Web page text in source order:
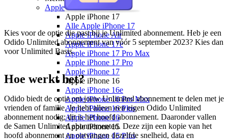
Apple
Apple iPhone 17
Alle Apple iPhone 17
Apple iPhone Air
Apple iPhone 17e
Apple iPhone 17 Pro Max
Apple iPhone 17 Pro
Apple iPhone 17
Apple iPhone 16
Apple iPhone 16e
Apple iPhone 16 Pro Max
Apple iPhone 16 Plus
Apple iPhone 16
Apple iPhone 15
Apple iPhone 15 Plus
Kies voor de optie die past bij je Unlimited abonnement. Heb je een
Odido Unlimited abonnement van vóór 5 september 2023? Kies dan
voor Unlimited Basis.
Hoe werkt het?
Odido biedt de optie om jouw Unlimited abonnement te delen met je
vrienden of familie. Je hebt alleen een eigen Odido Unlimited
abonnement nodig; dit is het hoofd abonnement. Daaronder vallen
de Samen Unlimited abonnementen. Deze zijn een kopie van het
hoofd abonnement en ontvangen dezelfde snelheid, data en